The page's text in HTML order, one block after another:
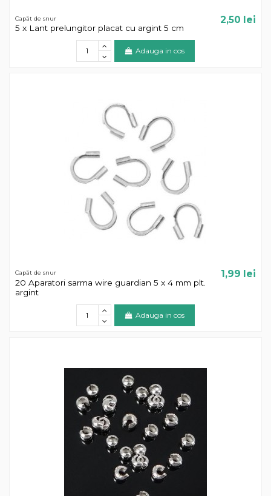
Capăt de snur
5 x Lant prelungitor placat cu argint 5 cm
2,50 lei
Adauga in cos
Capăt de snur
20 Aparatori sarma wire guardian 5 x 4 mm plt.
argint
1,99 lei
Adauga in cos